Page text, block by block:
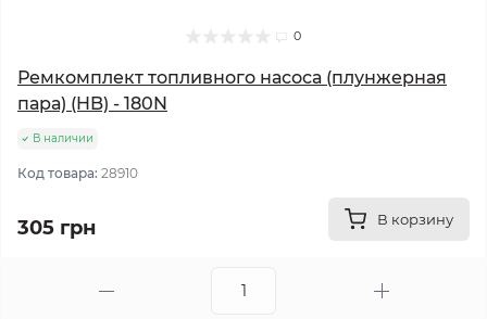
0
Ремкомплект топливного насоса (плунжерная
пара) (HB) - 180N
В наличии
Код товара: 28910
305 грн В корзину